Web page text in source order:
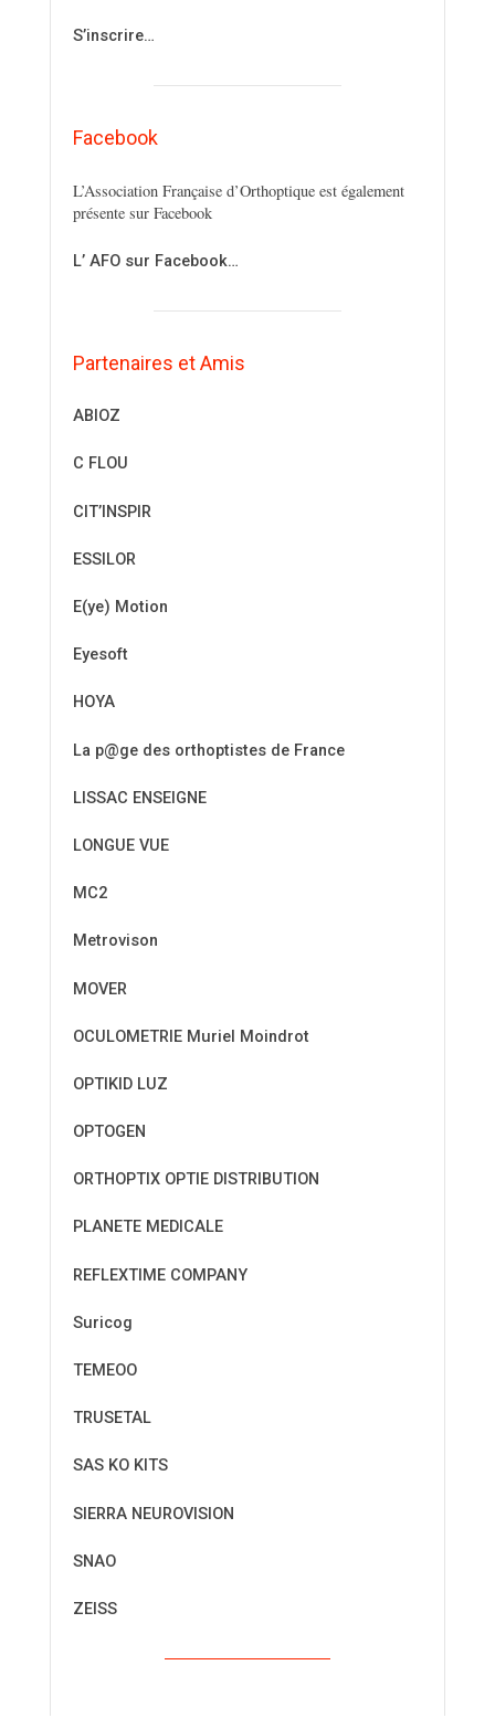
S’inscrire…
Facebook
L’Association Française d’Orthoptique est également
présente sur Facebook
L’ AFO sur Facebook…
Partenaires et Amis
ABIOZ
C FLOU
CIT’INSPIR
ESSILOR
E(ye) Motion
Eyesoft
HOYA
La p@ge des orthoptistes de France
LISSAC ENSEIGNE
LONGUE VUE
MC2
Metrovison
MOVER
OCULOMETRIE Muriel Moindrot
OPTIKID LUZ
OPTOGEN
ORTHOPTIX OPTIE DISTRIBUTION
PLANETE MEDICALE
REFLEXTIME COMPANY
Suricog
TEMEOO
TRUSETAL
SAS KO KITS
SIERRA NEUROVISION
SNAO
ZEISS